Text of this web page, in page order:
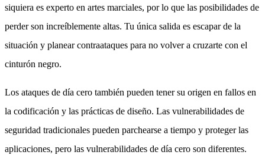
siquiera es experto en artes marciales, por lo que las posibilidades de
perder son increíblemente altas. Tu única salida es escapar de la
situación y planear contraataques para no volver a cruzarte con el
cinturón negro.
Los ataques de día cero también pueden tener su origen en fallos en
la codificación y las prácticas de diseño. Las vulnerabilidades de
seguridad tradicionales pueden parchearse a tiempo y proteger las
aplicaciones, pero las vulnerabilidades de día cero son diferentes.